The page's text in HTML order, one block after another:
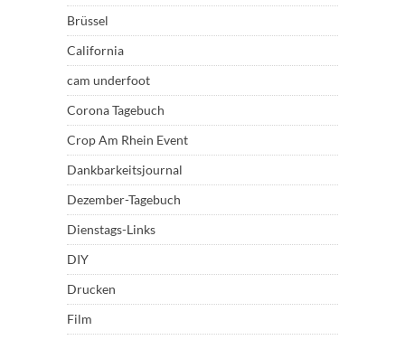
Brüssel
California
cam underfoot
Corona Tagebuch
Crop Am Rhein Event
Dankbarkeitsjournal
Dezember-Tagebuch
Dienstags-Links
DIY
Drucken
Film